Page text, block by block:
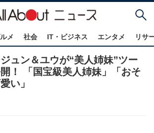
メ 社会 IT・ビジネス エンタメ リサ
ュン＆ユウが“美人姉妹”ツー
！ 「国宝級美人姉妹」「おそ
い」